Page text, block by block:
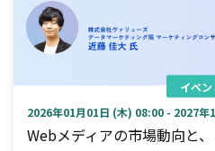
イベン
2026年01月01日 (木) 08:00 - 2027年
Webメディアの市場動向と